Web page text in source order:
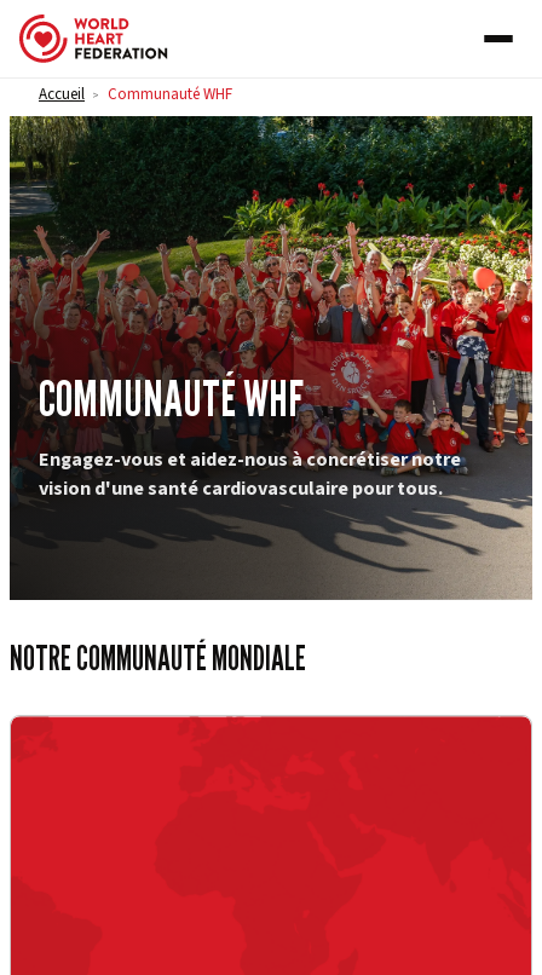
Skip to content
Accueil > Communauté WHF
COMMUNAUTÉ WHF
Engagez-vous et aidez-nous à concrétiser notre
vision d'une santé cardiovasculaire pour tous.
NOTRE COMMUNAUTÉ MONDIALE